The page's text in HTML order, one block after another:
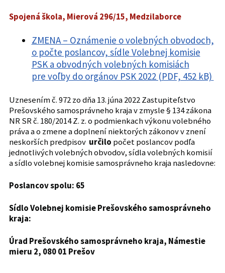
Spojená škola, Mierová 296/15, Medzilaborce
ZMENA – Oznámenie o volebných obvodoch,
o počte poslancov, sídle Volebnej komisie
PSK a obvodných volebných komisiách
pre voľby do orgánov PSK 2022 (PDF, 452 kB)
Uznesením č. 972 zo dňa 13. júna 2022 Zastupiteľstvo
Prešovského samosprávneho kraja v zmysle § 134 zákona
NR SR č. 180/2014 Z. z. o podmienkach výkonu volebného
práva a o zmene a doplnení niektorých zákonov v znení
neskorších predpisov určilo počet poslancov podľa
jednotlivých volebných obvodov, sídla volebných komisií
a sídlo volebnej komisie samosprávneho kraja nasledovne:
Poslancov spolu: 65
Sídlo Volebnej komisie Prešovského samosprávneho
kraja:
Úrad Prešovského samosprávneho kraja, Námestie
mieru 2, 080 01 Prešov